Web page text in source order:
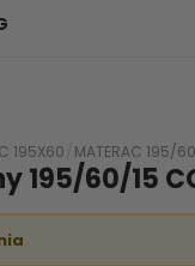
195X60 MATERAC 195/
60/15